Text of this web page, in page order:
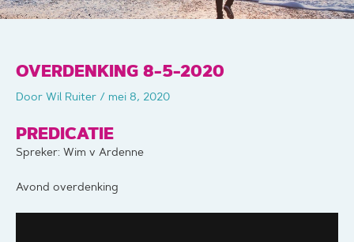
OVERDENKING 8-5-2020
Door Wil Ruiter / mei 8, 2020
PREDICATIE
Spreker: Wim v Ardenne
Avond overdenking